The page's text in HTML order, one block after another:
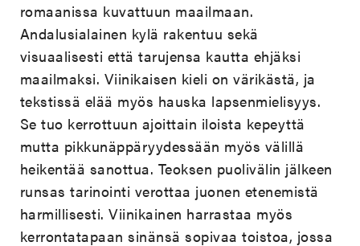
romaanissa kuvattuun maailmaan.
Andalusialainen kylä rakentuu sekä
visuaalisesti että tarujensa kautta ehjäksi
maailmaksi. Viinikaisen kieli on värikästä, ja
tekstissä elää myös hauska lapsenmielisyys.
Se tuo kerrottuun ajoittain iloista kepeyttä
mutta pikkunäppäryydessään myös välillä
heikentää sanottua. Teoksen puolivälin jälkeen
runsas tarinointi verottaa juonen etenemistä
harmillisesti. Viinikainen harrastaa myös
kerrontatapaan sinänsä sopivaa toistoa, jossa